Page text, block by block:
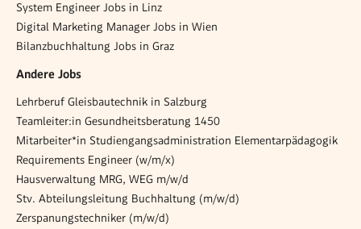
System Engineer Jobs in Linz
Digital Marketing Manager Jobs in Wien
Bilanzbuchhaltung Jobs in Graz
Andere Jobs
Lehrberuf Gleisbautechnik in Salzburg
Teamleiter:in Gesundheitsberatung 1450
Mitarbeiter*in Studiengangsadministration Elementarpädagogik
Requirements Engineer (w/m/x)
Hausverwaltung MRG, WEG m/w/d
Stv. Abteilungsleitung Buchhaltung (m/w/d)
Zerspanungstechniker (m/w/d)